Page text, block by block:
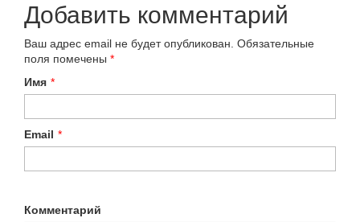
Добавить комментарий
Ваш адрес email не будет опубликован. Обязательные
поля помечены *
Имя *
Email *
Комментарий